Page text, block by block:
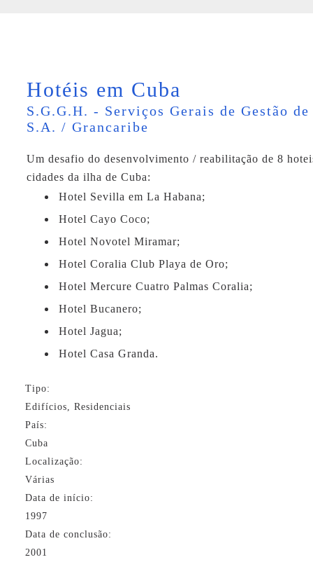
Hotéis em Cuba
S.G.G.H. - Serviços Gerais de Gestão
S.A. / Grancaribe
Um desafio do desenvolvimento / reabilitação de 8
cidades da ilha de Cuba:
Hotel Sevilla em La Habana;
Hotel Cayo Coco;
Hotel Novotel Miramar;
Hotel Coralia Club Playa de Oro;
Hotel Mercure Cuatro Palmas Coralia;
Hotel Bucanero;
Hotel Jagua;
Hotel Casa Granda.
Tipo:
Edifícios, Residenciais
País:
Cuba
Localização:
Várias
Data de início:
1997
Data de conclusão:
2001